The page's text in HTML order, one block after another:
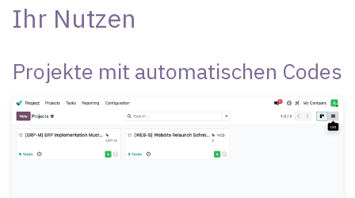
Ihr Nutzen
Projekte mit automatischen Codes